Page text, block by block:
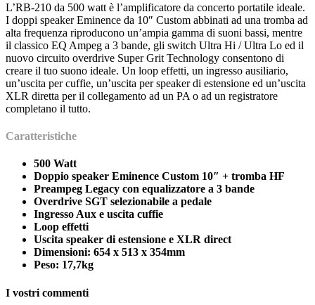
L’RB-210 da 500 watt è l’amplificatore da concerto portatile ideale.
I doppi speaker Eminence da 10″ Custom abbinati ad una tromba ad
alta frequenza riproducono un’ampia gamma di suoni bassi, mentre
il classico EQ Ampeg a 3 bande, gli switch Ultra Hi / Ultra Lo ed il
nuovo circuito overdrive Super Grit Technology consentono di
creare il tuo suono ideale. Un loop effetti, un ingresso ausiliario,
un’uscita per cuffie, un’uscita per speaker di estensione ed un’uscita
XLR diretta per il collegamento ad un PA o ad un registratore
completano il tutto.
Caratteristiche
500 Watt
Doppio speaker Eminence Custom 10″ + tromba HF
Preampeg Legacy con equalizzatore a 3 bande
Overdrive SGT selezionabile a pedale
Ingresso Aux e uscita cuffie
Loop effetti
Uscita speaker di estensione e XLR direct
Dimensioni: 654 x 513 x 354mm
Peso: 17,7kg
I vostri commenti